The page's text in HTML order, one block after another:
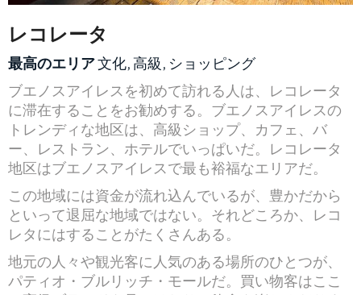
レコレータ
最高のエリア文化, 高級, ショッピング
ブエノスアイレスを初めて訪れる人は、レコレータ
に滞在することをお勧めする。ブエノスアイレスの
トレンディな地区は、高級ショップ、カフェ、バ
ー、レストラン、ホテルでいっぱいだ。レコレータ
地区はブエノスアイレスで最も裕福なエリアだ。
この地域には資金が流れ込んでいるが、豊かだから
といって退屈な地域ではない。それどころか、レコ
レタにはすることがたくさんある。
地元の人々や観光客に人気のある場所のひとつが、
パティオ・ブルリッチ・モールだ。買い物客はここ